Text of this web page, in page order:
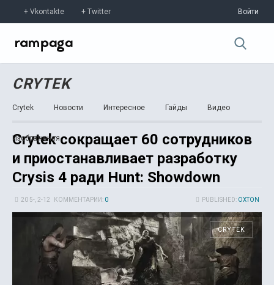
Vkontakte Twitter Войти
CRYTEK
Crytek Новости Интересное Гайды Видео
Изображения
Crytek сокращает 60 сотрудников
и приостанавливает разработку
Crysis 4 ради Hunt: Showdown
PUBLISHED: OXTON
20 5-, 2-12 КОММЕНТАРИИ: 0
CRYTEK